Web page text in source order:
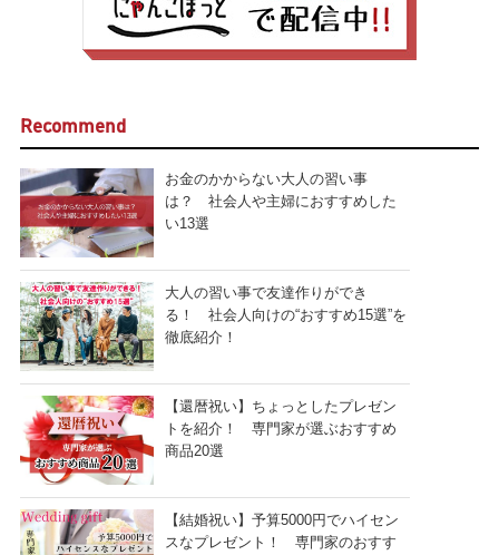
Recommend
お金のかからない大人の習い事
は？ 社会人や主婦におすすめした
い13選
大人の習い事で友達作りができ
る！ 社会人向けの“おすすめ15選”を
徹底紹介！
【還暦祝い】ちょっとしたプレゼン
トを紹介！ 専門家が選ぶおすすめ
商品20選
【結婚祝い】予算5000円でハイセン
スなプレゼント！ 専門家のおすす